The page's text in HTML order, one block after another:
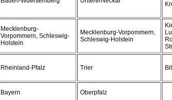
Mecklenburg-
Vorpommern, Schleswig-
Holstein
Mecklenburg-Vorpommern,
Schleswig-Holstein
Rheinland-Pfalz Trier
Bayern Oberpfalz